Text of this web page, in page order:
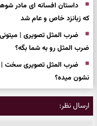
داستان افسانه ای مادر
که زبانزد خاص و عام شد
ضرب المثل رو به شما بگه؟
نشون میده؟
ارسال نظر: